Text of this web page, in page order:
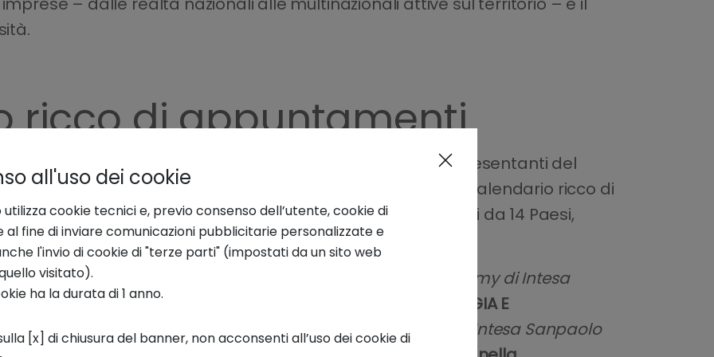
ricco di appuntamenti
si sono avvicendate personalità di spicco, tra cui rappresentanti del
e accademico, scienziati e premi Nobel. Un calendario ricco di
tematiche, con la partecipazione di215 speakerprovenienti da 14 Paesi,
di vista e a condividere esperienze.
ai panel:
Head of Circular Economy di Intesa
protagonista il 15 ottobre nella sessione in
Plenaria ENERGIA E
. Stefania Vigna
Head of Innovation Intelligence di Intesa Sanpaolo
all'uso dei cookie
cookie tecnici e, previo consenso dell’utente, cookie di
al fine di inviare comunicazioni pubblicitarie personalizzate e
l'invio di cookie di "terze parti" (impostati da un sito web
visitato).
ha la durata di 1 anno.
[x] di chiusura del banner, non acconsenti all’uso dei cookie di